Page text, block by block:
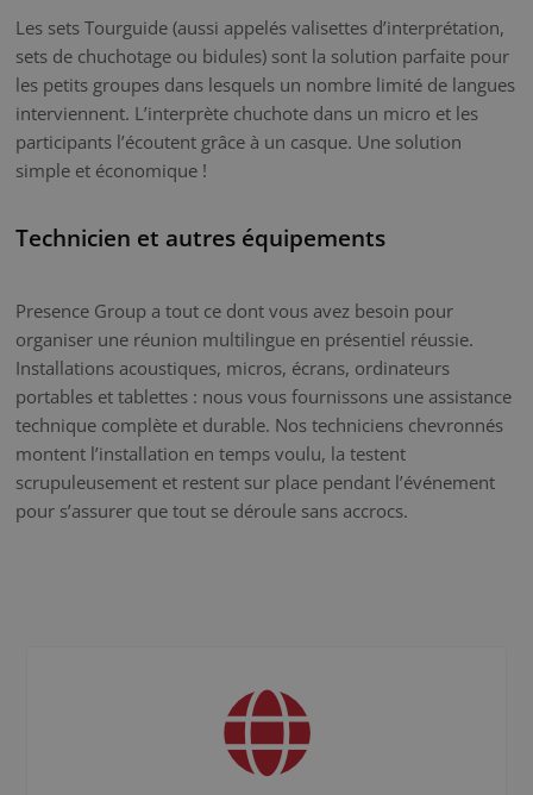
Les sets Tourguide (aussi appelés valisettes d’interprétation,
sets de chuchotage ou bidules) sont la solution parfaite pour
les petits groupes dans lesquels un nombre limité de langues
interviennent. L’interprète chuchote dans un micro et les
participants l’écoutent grâce à un casque. Une solution
simple et économique !
Technicien et autres équipements
Presence Group a tout ce dont vous avez besoin pour
organiser une réunion multilingue en présentiel réussie.
Installations acoustiques, micros, écrans, ordinateurs
portables et tablettes : nous vous fournissons une assistance
technique complète et durable. Nos techniciens chevronnés
montent l’installation en temps voulu, la testent
scrupuleusement et restent sur place pendant l’événement
pour s’assurer que tout se déroule sans accrocs.